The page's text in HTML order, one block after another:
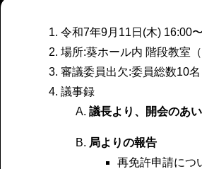
令和7年9月11日(木) 16:00
場所:葵ホール内 階段教室
審議委員出欠:委員総数
議事録
議長より、開会のあ
局よりの報告
再免許申請につ